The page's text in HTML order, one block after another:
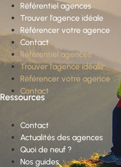
Référentiel agences
Trouver l’agence idéale
Référencer votre agence
Contact
Référentiel agences
Trouver l’agence idéale
Référencer votre agence
Contact
Ressources
Contact
Actualités des agences
Quoi de neuf ?
Nos guides